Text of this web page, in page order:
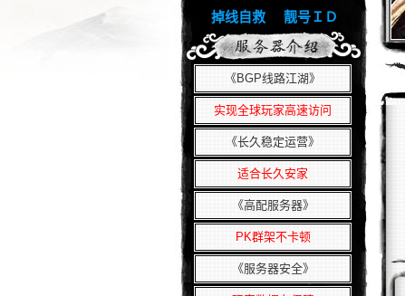
掉线自救
靓号ＩＤ
《BGP线路江湖》
实现全球玩家高速访问
《长久稳定运营》
适合长久安家
《高配服务器》
PK群架不卡顿
《服务器安全》
无月
南河
星河
江湖10大恶人
莳苒
阳光
烟雾
烟灭
雨风
雪唔夜
雪浯夜
一瞬间
爷那叫范儿
刚好
本月10大泡手
凌风侠